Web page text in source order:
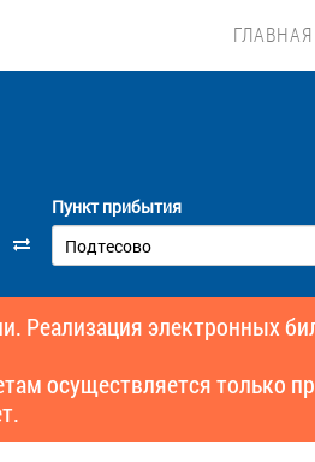
ГЛАВНАЯ
Пункт прибытия
Реализация электронных
осуществляется только